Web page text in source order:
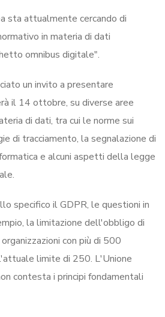
sta attualmente cercando di
in materia di dati
omnibus digitale".
un invito a presentare
il 14 ottobre, su diverse aree
di dati, tra cui le norme sui
di tracciamento, la segnalazione di
e alcuni aspetti della legge
specifico il GDPR, le questioni in
la limitazione dell'obbligo di
con più di 500
limite di 250. L'Unione
contesta i principi fondamentali